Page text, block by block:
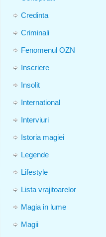
Credinta
Criminali
Fenomenul OZN
Inscriere
Insolit
International
Interviuri
Istoria magiei
Legende
Lifestyle
Lista vrajitoarelor
Magia in lume
Magii